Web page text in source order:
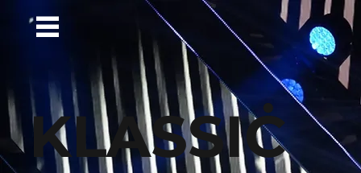
KLASSIĊ